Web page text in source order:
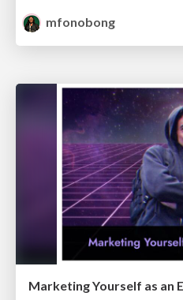
mfonobong
Marketing Yourself as an